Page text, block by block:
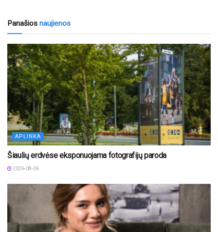
Panašios naujienos
APLINKA
Šiaulių erdvėse eksponuojama fotografijų paroda
2026-08-06